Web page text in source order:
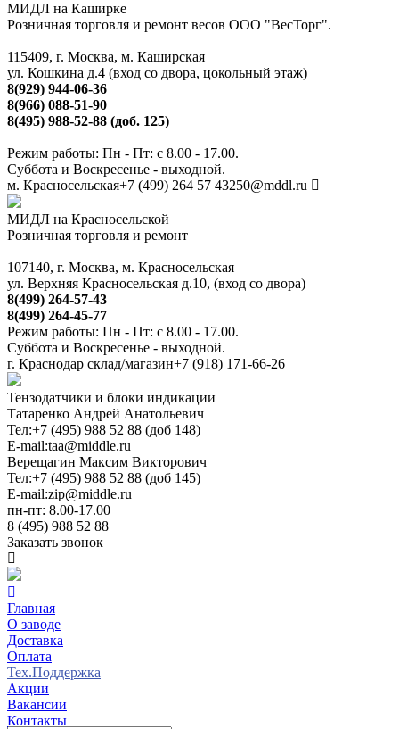
МИДЛ на Каширке
Розничная торговля и ремонт весов ООО "ВесТорг".
115409, г. Москва, м. Каширская
ул. Кошкина д.4 (вход со двора, цокольный этаж)
8(929) 944-06-36
8(966) 088-51-90
8(495) 988-52-88 (доб. 125)
Режим работы: Пн - Пт: с 8.00 - 17.00.
Суббота и Воскресенье - выходной.
м. Красносельская+7 (499) 264 57 43250@mddl.ru
МИДЛ на Красносельской
Розничная торговля и ремонт
107140, г. Москва, м. Красносельская
ул. Верхняя Красносельская д.10, (вход со двора)
8(499) 264-57-43
8(499) 264-45-77
Режим работы: Пн - Пт: с 8.00 - 17.00.
Суббота и Воскресенье - выходной.
г. Краснодар склад/магазин+7 (918) 171-66-26
Тензодатчики и блоки индикации
Татаренко Андрей Анатольевич
Тел:+7 (495) 988 52 88 (доб 148)
E-mail:taa@middle.ru
Верещагин Максим Викторович
Тел:+7 (495) 988 52 88 (доб 145)
E-mail:zip@middle.ru
пн-пт: 8.00-17.00
8 (495) 988 52 88
Заказать звонок
Главная
О заводе
Доставка
Оплата
Тех.Поддержка
Акции
Вакансии
Контакты